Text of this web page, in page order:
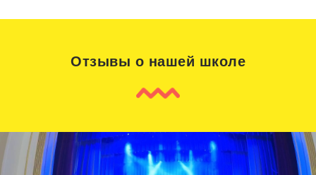
Отзывы о нашей школе